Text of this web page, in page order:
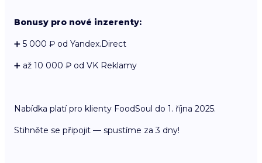
Bonusy pro nové inzerenty:
➕ 5 000 ₽ od Yandex.Direct
➕ až 10 000 ₽ od VK Reklamy
Nabídka platí pro klienty FoodSoul do 1. října 2025.
Stihněte se připojit — spustíme za 3 dny!